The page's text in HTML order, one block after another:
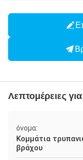
Λεπτομέρειες
όνομα:
Κομμάτια
βράχου